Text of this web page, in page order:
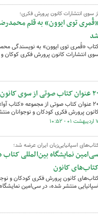
از سوی انتشارات کانون پرورش فکری؛
«قُمری توی ایوون» به قلم
«قُمری توی ایوون» به نویسندگی
انتشارات کانون پرورش فکری کوکان و
۲۰ عنوان کتاب صوتی از سوی کانون منتشر شد
۲۰ عنوان کتاب صوتی از مجموعه «کتاب‌
پرورش فکری کودکان و نوجوانان
- ۱۰:۵۲
اسپانیایی‌زبان ایران عرضه شد؛
نمایشگاه بین‌المللی کتاب
کانون
کانون پرورش فکری کودکان و
اسپانیایی منتشر شده، در سی‌امین